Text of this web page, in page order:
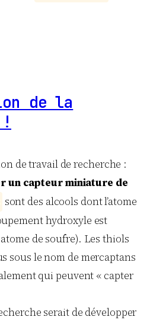
de la
de travail de recherche :
un capteur miniature de
sont des alcools dont l’atome
hydroxyle est
de soufre). Les thiols
sous le nom de mercaptans
qui peuvent « capter
serait de développer